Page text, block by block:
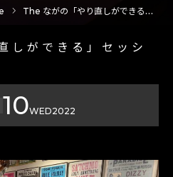
The ながの「やり直しができる」セッション
しができる」セッシ
10WED2022